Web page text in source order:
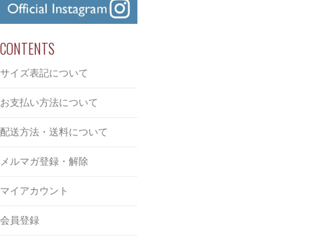
CONTENTS
サイズ表記について
お支払い方法について
配送方法・送料について
メルマガ登録・解除
マイアカウント
会員登録